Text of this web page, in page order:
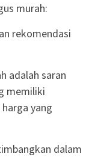
murah:
rekomendasi
adalah saran
memiliki
yang
dalam